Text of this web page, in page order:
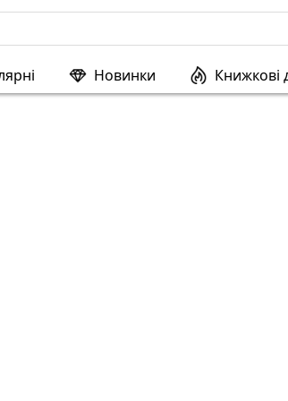
Новинки Книжкові